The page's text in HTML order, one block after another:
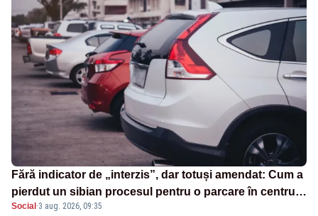
Fără indicator de „interzis”, dar totuși amendat: Cum a
pierdut un sibian procesul pentru o parcare în centrul
orașului
Social ·3 aug. 2026, 09:35